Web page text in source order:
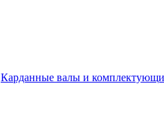
Карданные валы и